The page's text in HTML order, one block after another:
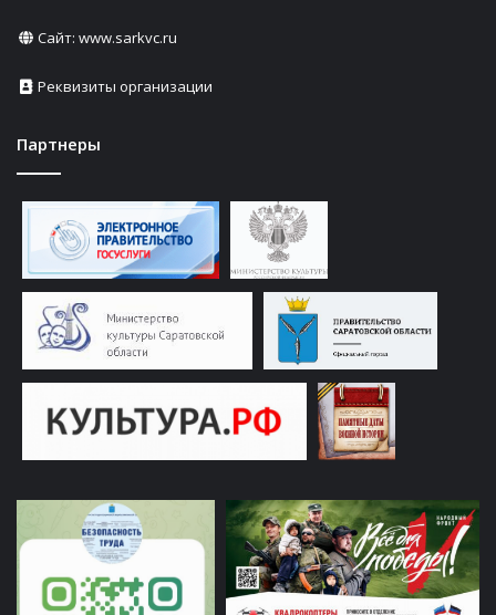
Сайт: www.sarkvc.ru
Реквизиты организации
Партнеры